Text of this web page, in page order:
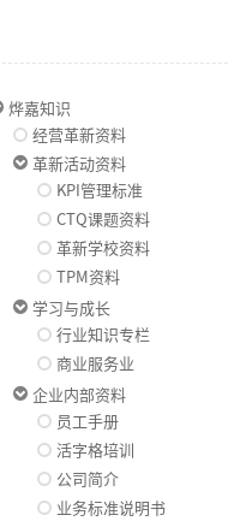
烨嘉知识
经营革新资料
革新活动资料
KPI管理标准
CTQ课题资料
革新学校资料
TPM资料
学习与成长
行业知识专栏
商业服务业
企业内部资料
员工手册
活字格培训
公司简介
业务标准说明书